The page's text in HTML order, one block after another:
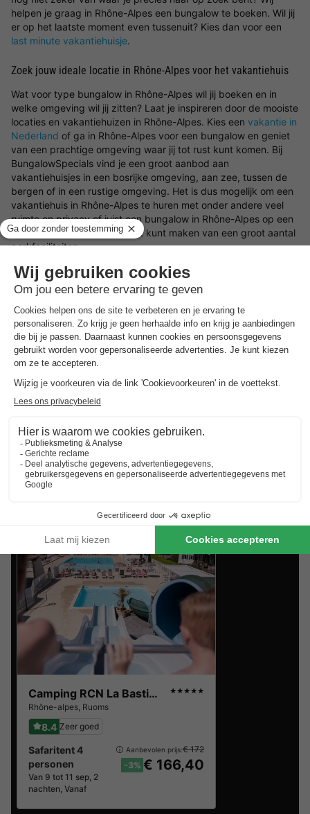
helpen je graag in Rhône-Alpes een bungalow te boeken. Wil jij
er op het laatste moment even tussenuit? Kies dan voor een
last minute vakantiehuisje.
Zoek jouw ideale locatie in Rhône-Alpes voor het vakantiehuis
Wat voor type bungalow in Rhône-Alpes wil jij boeken en in
welke omgeving wil jij zitten? Laat je inspireren door de mooiste
locaties en vakantiehuizen in Rhône-Alpes. Kies een vakantie in
Nederland of ga in Rhône-Alpes voor een bungalow en geniet
van een prachtige omgeving waar jij tot rust kunt komen. Bij
BungalowSpecials vind je een groot aanbod aan
vakantiehuisjes in een bosrijke omgeving, aan zee, tussen de
bergen of in een rustige omgeving. Het is dus mogelijk om een
vakantiehuis in Rhône-Alpes te huren met onder andere veel
ruimte en privacy of juist een bungalow in Rhône-Alpes op een
vakantiepark waar je gebruik kunt maken van een groot aantal
parkfaciliteiten.
Boek in Rhône-Alpes een type bungalow naar wens
Ben jij op zoek naar een type vakantiehuisje in Rhône-Alpes?
Dan zijn er een verscheidenheid aan type bungalows in Rhône-
Alpes om te huren. Kies bijvoorbeeld voor een luxe
vakantiehuis, een bungalow aan het water of een
vakantiewoning op een kindvriendelijk vakantiepark. Waar je
ook voor kiest, met een vakantiehuisje in Rhône-Alpes en de
aanbiedingen van BungalowSpecialszit je altijd goed!
Best beoordeelde vakantieparken in
Rhône-Alpes
Vind de selectie van vakantieparken in Rhône-Alpes met
de beste reviews.
Camping RCN La Bastide en Ardèche ★★★★★
Rhône-alpes, Ruoms
8.4 Zeer goed
Safaritent 4
personen
Van 9 tot 11 sep, 2
nachten, Vanaf
Aanbevolen prijs:€ 172
-3% € 166,40